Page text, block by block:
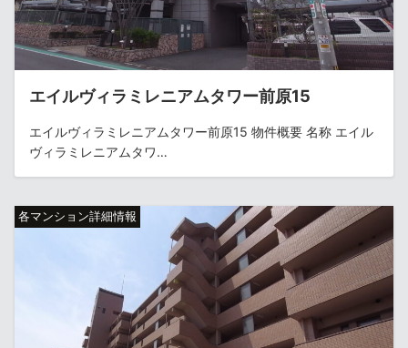
エイルヴィラミレニアムタワー前原15
エイルヴィラミレニアムタワー前原15 物件概要 名称 エイル
ヴィラミレニアムタワ…
各マンション詳細情報